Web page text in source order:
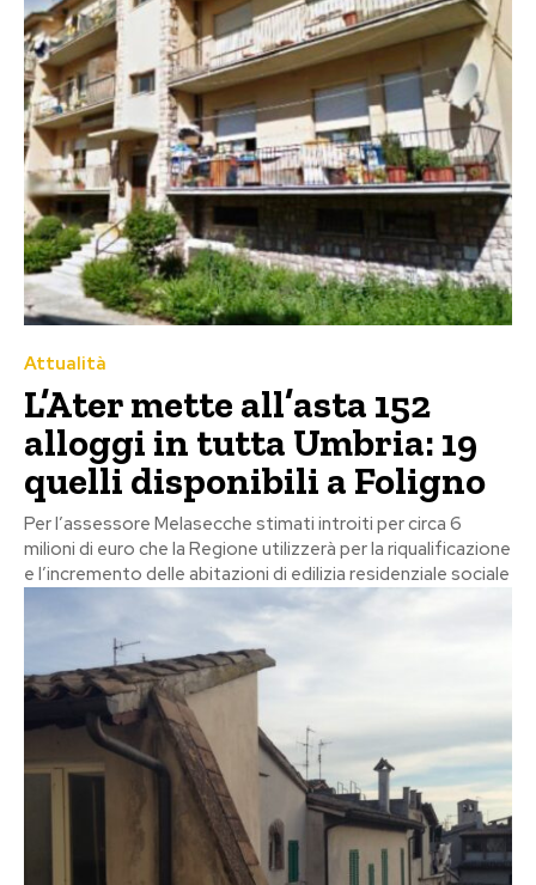
Attualità
L’Ater mette all’asta 152
alloggi in tutta Umbria: 19
quelli disponibili a Foligno
Per l’assessore Melasecche stimati introiti per circa 6
milioni di euro che la Regione utilizzerà per la riqualificazione
e l’incremento delle abitazioni di edilizia residenziale sociale